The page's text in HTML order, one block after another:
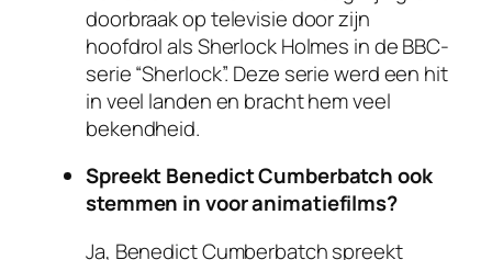
doorbraak op televisie door zijn
hoofdrol als Sherlock Holmes in de BBC-
serie “Sherlock”. Deze serie werd een hit
in veel landen en bracht hem veel
bekendheid.
Spreekt Benedict Cumberbatch ook
stemmen in voor animatiefilms?
Ja, Benedict Cumberbatch spreekt